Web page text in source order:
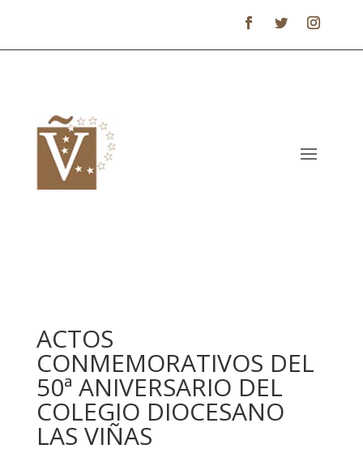
ACTOS
CONMEMORATIVOS DEL
50ª ANIVERSARIO DEL
COLEGIO DIOCESANO
LAS VIÑAS